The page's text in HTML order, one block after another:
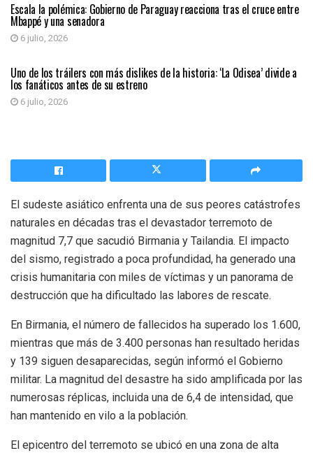
Escala la polémica: Gobierno de Paraguay reacciona tras el cruce entre
Mbappé y una senadora
6 julio, 2026
ENTRETENIMIENTO
Uno de los tráilers con más dislikes de la historia: ‘La Odisea’ divide a
los fanáticos antes de su estreno
6 julio, 2026
El sudeste asiático enfrenta una de sus peores catástrofes
naturales en décadas tras el devastador terremoto de
magnitud 7,7 que sacudió Birmania y Tailandia. El impacto
del sismo, registrado a poca profundidad, ha generado una
crisis humanitaria con miles de víctimas y un panorama de
destrucción que ha dificultado las labores de rescate.
En Birmania, el número de fallecidos ha superado los 1.600,
mientras que más de 3.400 personas han resultado heridas
y 139 siguen desaparecidas, según informó el Gobierno
militar. La magnitud del desastre ha sido amplificada por las
numerosas réplicas, incluida una de 6,4 de intensidad, que
han mantenido en vilo a la población.
El epicentro del terremoto se ubicó en una zona de alta